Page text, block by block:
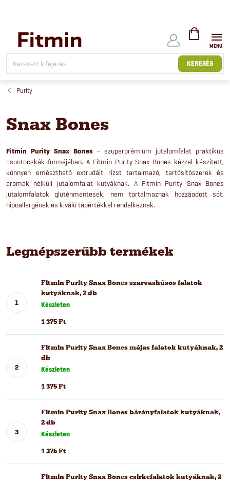
tartalomhoz
KERESÉS
KOSÁR
Purity
Snax Bones
Fitmin Purity Snax Bones– szuperprémium jutalomfalat praktikus
csontocskák formájában. A Fitmin Purity Snax Bones kézzel készített,
könnyen emészthető extrudált rizst tartalmazó, tartósítószerek és
aromák nélküli jutalomfalat kutyáknak. A Fitmin Purity Snax Bones
jutalomfalatok gluténmentesek, nem tartalmaznak hozzáadott sót,
hipoallergének és kiváló tápértékkel rendelkeznek.
Legnépszerűbb termékek
Fitmin Purity Snax Bones szarvashúsos falatok
kutyáknak, 2 db
Készleten
1 375 Ft
Fitmin Purity Snax Bones májas falatok kutyáknak, 2
db
Készleten
1 375 Ft
Fitmin Purity Snax Bones bárányfalatok kutyáknak,
2 db
Készleten
1 375 Ft
Fitmin Purity Snax Bones csirkefalatok kutyáknak, 2